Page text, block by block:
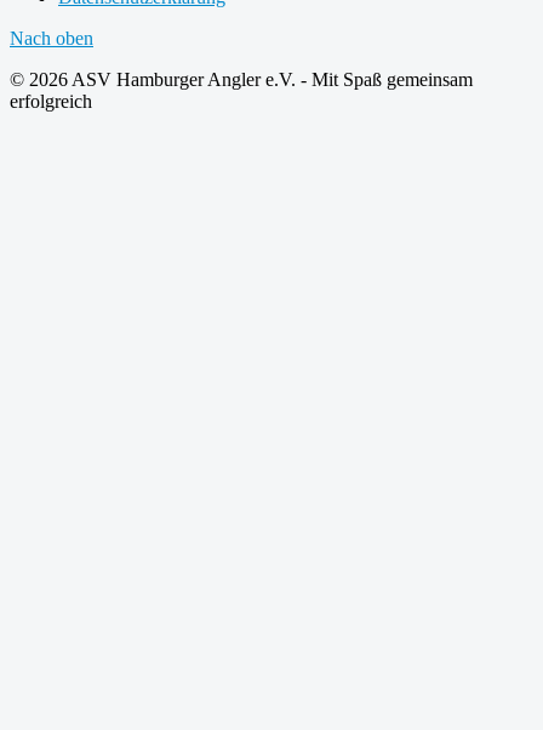
Nach oben
© 2026 ASV Hamburger Angler e.V. - Mit Spaß gemeinsam
erfolgreich